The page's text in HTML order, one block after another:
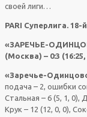
своей лиги…
PARI Суперлига.
«ЗАРЕЧЬЕ-
(Москва) – 0:3
«Заречье-
подача – 2, ошибки
Стальная – 6 (5, 1, 0),
Крук – 12 (12, 0, 0),